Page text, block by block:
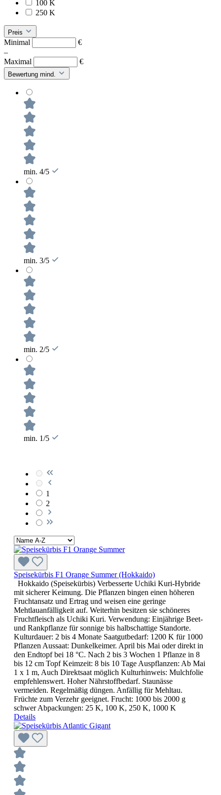
100 K
250 K
Preis
Minimal
€
–
Maximal
€
Bewertung mind.
min. 4/5
min. 3/5
min. 2/5
min. 1/5
1
2
Speisekürbis F1 Orange Summer (Hokkaido)
Hokkaido (Speisekürbis) Verbesserte Uchiki Kuri-Hybride
mit sicherer Keimung. Die Pflanzen bingen einen höheren
Fruchtansatz und Ertrag und weisen eine geringe
Mehtlauanfälligkeit auf. Weiterhin besitzen sie schöneres
Fruchtfleisch als Uchiki Kuri. Verwendung: Einjährige Beet-
und Rankpflanze für sonnige bis halbschattige Standorte.
Kulturdauer: 2 bis 4 Monate Saatgutbedarf: 1200 K für 1000
Pflanzen Aussaat: Dunkelkeimer. April bis Mai oder direkt in
den Endtopf bei 18 °C. Nach 2 bis 3 Wochen 1 Pflanze in 8
bis 12 cm Topf Keimzeit: 8 bis 10 Tage Auspflanzen: Ab Mai
1 x 1 m, Auch Direktsaat möglich Kulturhinweis: Mulchfolie
empfehlenswert. Hoher Nährstoffbedarf. Staunässe
vermeiden. Regelmäßig düngen. Anfällig für Mehltau.
Früchte zum Verzehr geeignet. Frucht: 1000 bis 2000 g
schwer Abpackungen: 25 K, 100 K, 250 K, 1000 K
Details